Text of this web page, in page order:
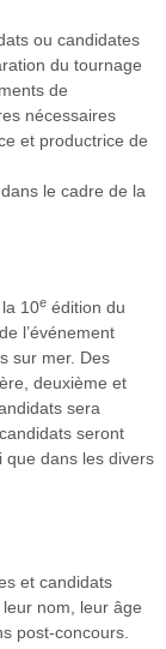
ou candidates
du tournage
de
nécessaires
et productrice de
le cadre de la
10e édition du
l’événement
sur mer. Des
deuxième et
sera
seront
que dans les divers
et candidats
nom, leur âge
post-concours.